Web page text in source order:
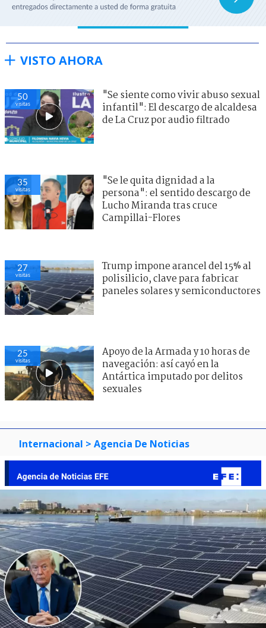
VISTO AHORA
50
visitas
"Se siente como vivir abuso sexual
infantil": El descargo de alcaldesa
de La Cruz por audio filtrado
35
visitas
"Se le quita dignidad a la
persona": el sentido descargo de
Lucho Miranda tras cruce
Campillai-Flores
27
visitas
Trump impone arancel del 15% al
polisilicio, clave para fabricar
paneles solares y semiconductores
25
visitas
Apoyo de la Armada y 10 horas de
navegación: así cayó en la
Antártica imputado por delitos
sexuales
Internacional > Agencia De Noticias